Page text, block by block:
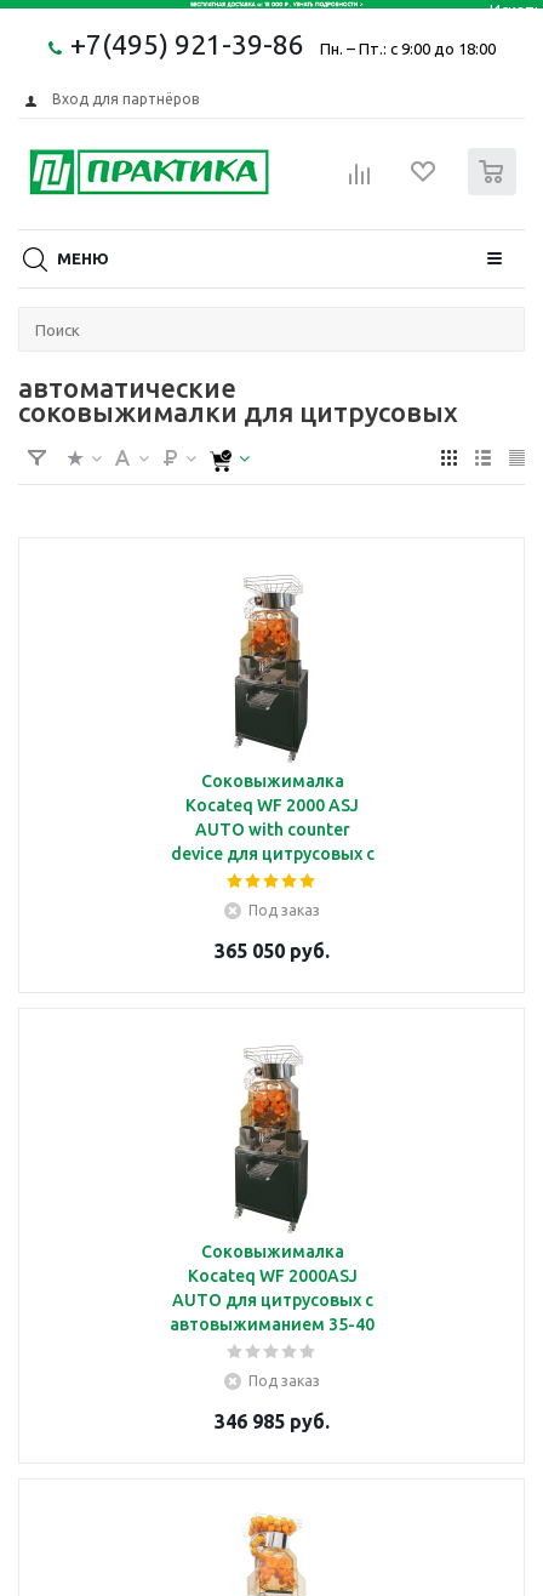
+7(495) 921-39-86 Пн. – Пт.: с 9:00 до 18:00
Вход для партнёров
МЕНЮ
автоматические
соковыжималки для цитрусовых
Соковыжималка
Kocateq WF 2000 ASJ
AUTO with counter
device для цитрусовых с
автовыжиманием 35-40
плодов/мин и
счетчиком
Под заказ
365 050 руб.
Соковыжималка
Kocateq WF 2000ASJ
AUTO для цитрусовых с
автовыжиманием 35-40
плодов/мин
Под заказ
346 985 руб.